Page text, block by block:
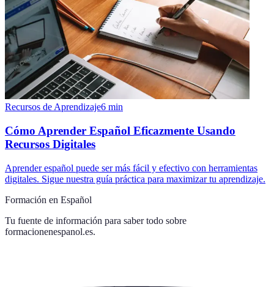
Recursos de Aprendizaje6 min
Cómo Aprender Español Eficazmente Usando
Recursos Digitales
Aprender español puede ser más fácil y efectivo con herramientas
digitales. Sigue nuestra guía práctica para maximizar tu aprendizaje.
Formación en Español
Tu fuente de información para saber todo sobre
formacionenespanol.es.